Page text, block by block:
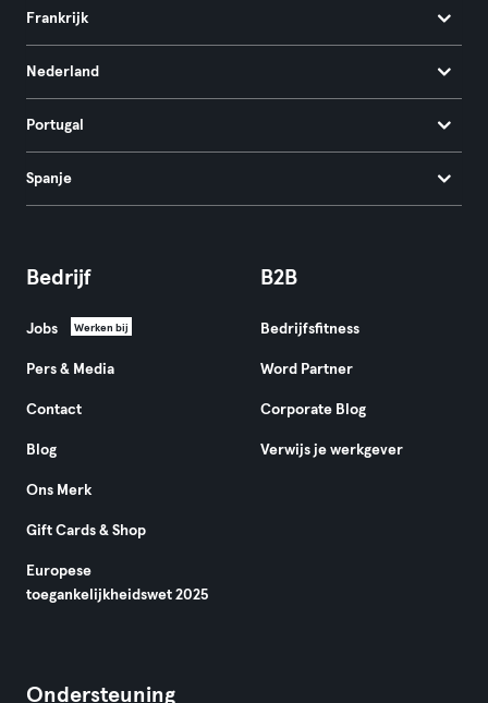
Frankrijk
Nederland
Portugal
Spanje
Bedrijf
Jobs Werken bij
Pers & Media
Contact
Blog
Ons Merk
Gift Cards & Shop
Europese
toegankelijkheidswet 2025
B2B
Bedrijfsfitness
Word Partner
Corporate Blog
Verwijs je werkgever
Ondersteuning